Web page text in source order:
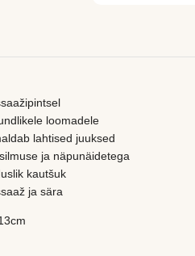
loomadele
lahtised juuksed
ja näpunäidetega
kautšuk
ja sära